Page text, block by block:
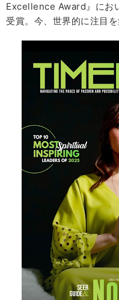
Excellence Award』にお
受賞。今、世界的に注目を